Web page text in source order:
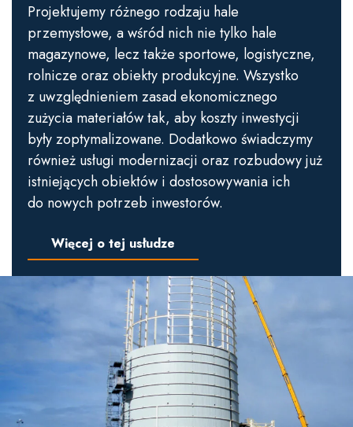
Projektujemy różnego rodzaju hale
przemysłowe, a wśród nich nie tylko hale
magazynowe, lecz także sportowe, logistyczne,
rolnicze oraz obiekty produkcyjne. Wszystko
z uwzględnieniem zasad ekonomicznego
zużycia materiałów tak, aby koszty inwestycji
były zoptymalizowane. Dodatkowo świadczymy
również usługi modernizacji oraz rozbudowy już
istniejących obiektów i dostosowywania ich
do nowych potrzeb inwestorów.
Więcej o tej usłudze